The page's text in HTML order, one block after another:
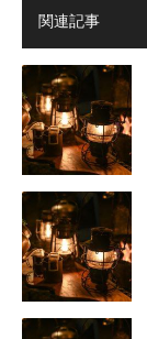
関連記事